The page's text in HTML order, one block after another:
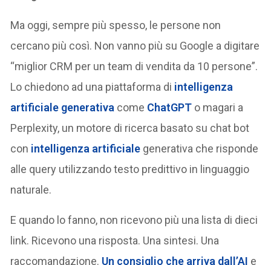
Ma oggi, sempre più spesso, le persone non
cercano più così. Non vanno più su Google a digitare
“miglior CRM per un team di vendita da 10 persone”.
Lo chiedono ad una piattaforma di intelligenza
artificiale generativa come ChatGPT o magari a
Perplexity, un motore di ricerca basato su chat bot
con intelligenza artificiale generativa che risponde
alle query utilizzando testo predittivo in linguaggio
naturale.
E quando lo fanno, non ricevono più una lista di dieci
link. Ricevono una risposta. Una sintesi. Una
raccomandazione. Un consiglio che arriva dall’AI e